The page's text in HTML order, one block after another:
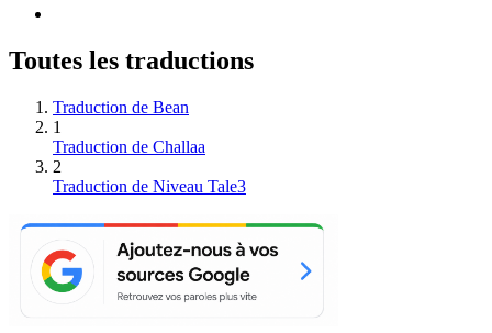
Toutes les traductions
Traduction de Bean
1
Traduction de Challaa
2
Traduction de Niveau Tale3